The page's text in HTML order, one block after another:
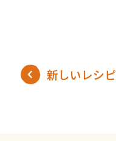
新しいレシピ